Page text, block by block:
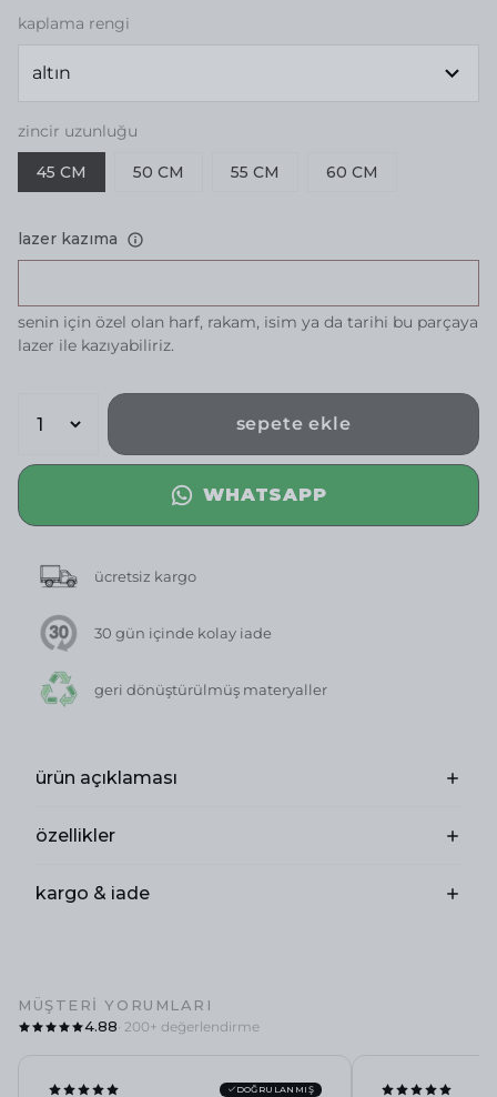
kaplama rengi
zincir uzunluğu
45 CM 50 CM 55 CM 60 CM
lazer kazıma
senin için özel olan harf, rakam, isim ya da tarihi bu parçaya
lazer ile kazıyabiliriz.
sepete ekle
WHATSAPP
ücretsiz kargo
30 gün içinde kolay iade
geri dönüştürülmüş materyaller
ürün açıklaması
özellikler
kargo & iade
MÜŞTERI YORUMLARI
4.88· 200+ değerlendirme
DOĞRULANMIŞ